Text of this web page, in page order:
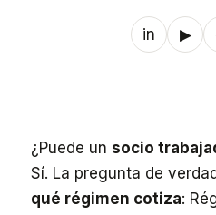
in ▶
¿Puede un socio
Sí. La pregunta de
qué régimen cotiza: